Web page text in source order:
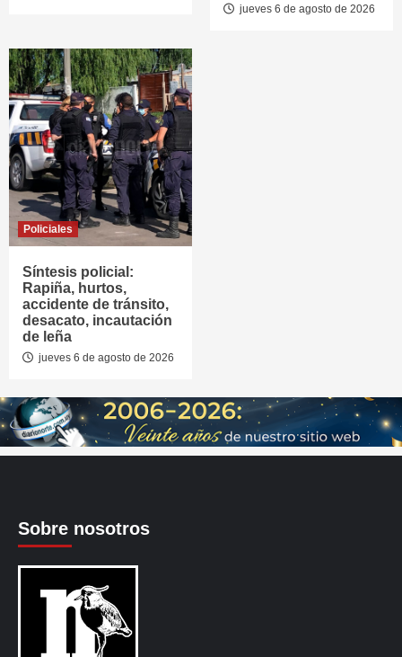
jueves 6 de agosto de 2026
Policiales
Síntesis policial:
Rapiña, hurtos,
accidente de tránsito,
desacato, incautación
de leña
jueves 6 de agosto de 2026
Sobre nosotros